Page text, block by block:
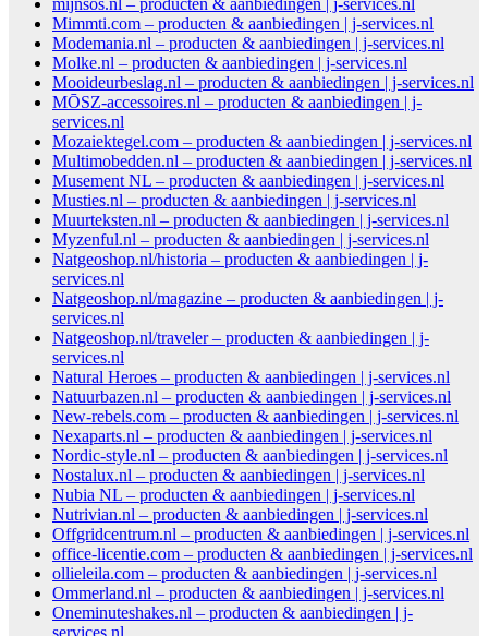
mijnsos.nl – producten & aanbiedingen | j-services.nl
Mimmti.com – producten & aanbiedingen | j-services.nl
Modemania.nl – producten & aanbiedingen | j-services.nl
Molke.nl – producten & aanbiedingen | j-services.nl
Mooideurbeslag.nl – producten & aanbiedingen | j-services.nl
MŌSZ-accessoires.nl – producten & aanbiedingen | j-
services.nl
Mozaiektegel.com – producten & aanbiedingen | j-services.nl
Multimobedden.nl – producten & aanbiedingen | j-services.nl
Musement NL – producten & aanbiedingen | j-services.nl
Musties.nl – producten & aanbiedingen | j-services.nl
Muurteksten.nl – producten & aanbiedingen | j-services.nl
Myzenful.nl – producten & aanbiedingen | j-services.nl
Natgeoshop.nl/historia – producten & aanbiedingen | j-
services.nl
Natgeoshop.nl/magazine – producten & aanbiedingen | j-
services.nl
Natgeoshop.nl/traveler – producten & aanbiedingen | j-
services.nl
Natural Heroes – producten & aanbiedingen | j-services.nl
Natuurbazen.nl – producten & aanbiedingen | j-services.nl
New-rebels.com – producten & aanbiedingen | j-services.nl
Nexaparts.nl – producten & aanbiedingen | j-services.nl
Nordic-style.nl – producten & aanbiedingen | j-services.nl
Nostalux.nl – producten & aanbiedingen | j-services.nl
Nubia NL – producten & aanbiedingen | j-services.nl
Nutrivian.nl – producten & aanbiedingen | j-services.nl
Offgridcentrum.nl – producten & aanbiedingen | j-services.nl
office-licentie.com – producten & aanbiedingen | j-services.nl
ollieleila.com – producten & aanbiedingen | j-services.nl
Ommerland.nl – producten & aanbiedingen | j-services.nl
Oneminuteshakes.nl – producten & aanbiedingen | j-
services.nl